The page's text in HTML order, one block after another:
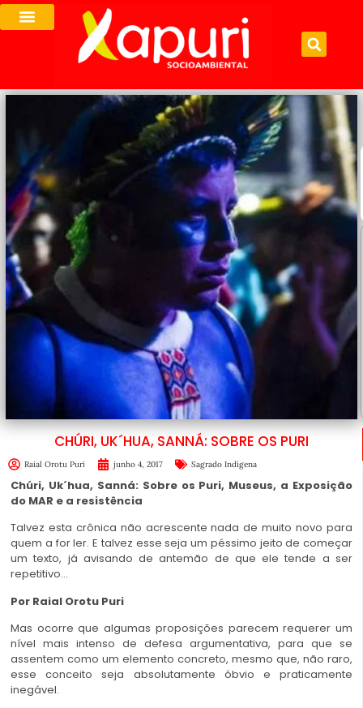
CHÚRI, UK´HUA, SANNÁ: SOBRE OS PURI
Raial Orotu Puri junho 4, 2017 Sagrado Indígena
Chúri, Uk´hua, Sanná: Sobre os Puri, Museus, a Exposição
do MAR e a resistência
Talvez esta crônica não acrescente nada de muito novo para
quem a for ler. E talvez esse seja um péssimo jeito de começar
um texto, já avisando de antemão de que ele tende a ser
repetitivo…
Por Raial Orotu Puri
Mas ocorre que algumas proposições parecem requerer um
nível mais intenso de defesa argumentativa, para que se
assentem como um elemento concreto, mesmo que, não raro,
esse conceito seja absolutamente óbvio e praticamente
inegável.